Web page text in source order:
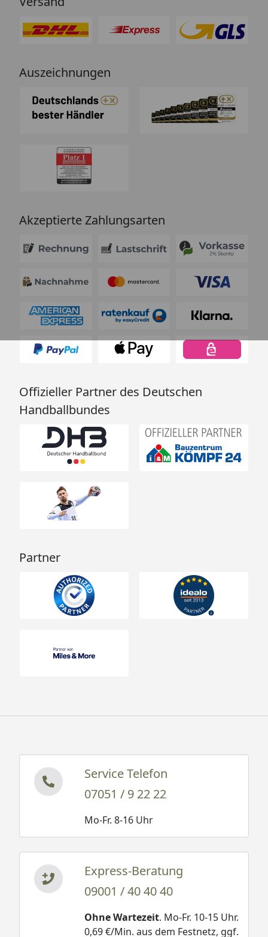
Auszeichnungen
Akzeptierte Zahlungsarten
Offizieller Partner des Deutschen
Handballbundes
Partner
Service Telefon
07051 / 9 22 22
Mo-Fr. 8-16 Uhr
Express-Beratung
09001 / 40 40 40
Ohne Wartezeit. Mo-Fr. 10-15 Uhr.
0,69 €/Min. aus dem Festnetz, ggf.